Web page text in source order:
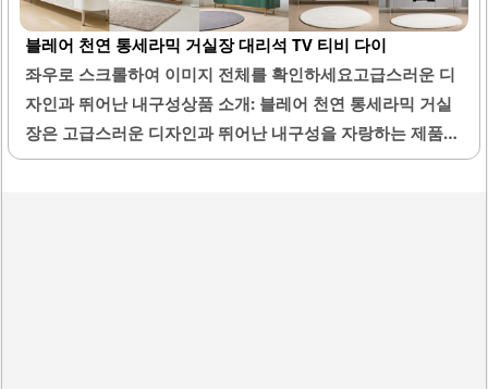
수납 공간이 넉넉하여 다양한 옷과 소품을 정리할 수 있으며,
공간 활용도가 높습니다. 이동이 용이한 구조로 설계되어 있
어, 혼자서도 간편하게 위치를 변경할 수 있습니다.디온 LPM
800은 가성비가 뛰어나며, 가격 대비 높은 품질을 제공합니
다. 설치 서비스가 친절하게 이루어져 소비자 만족도가 높습
니다. 이 제품은 디자인과 기능성을 모두 갖춘 옷장으로,..
블레어 천연 통세라믹 거실장 대리석 TV 티비 다이
좌우로 스크롤하여 이미지 전체를 확인하세요고급스러운 디
자인과 뛰어난 내구성상품 소개: 블레어 천연 통세라믹 거실
장은 고급스러운 디자인과 뛰어난 내구성을 자랑하는 제품입
니다. 그린 컬러와 로즈골드 프레임의 조합은 세련된 분위기